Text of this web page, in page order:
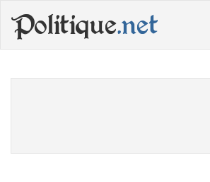
Politique.net